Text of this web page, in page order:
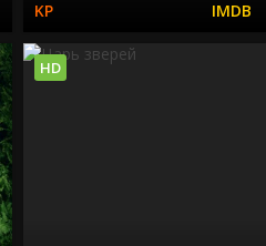
HD